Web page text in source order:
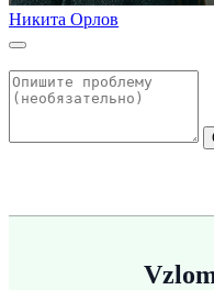
Никита Орлов